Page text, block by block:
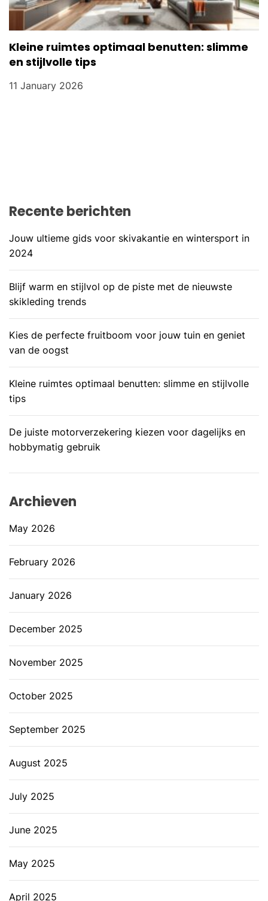
Kleine ruimtes optimaal benutten: slimme
en stijlvolle tips
11 January 2026
Recente berichten
Jouw ultieme gids voor skivakantie en wintersport in
2024
Blijf warm en stijlvol op de piste met de nieuwste
skikleding trends
Kies de perfecte fruitboom voor jouw tuin en geniet
van de oogst
Kleine ruimtes optimaal benutten: slimme en stijlvolle
tips
De juiste motorverzekering kiezen voor dagelijks en
hobbymatig gebruik
Archieven
May 2026
February 2026
January 2026
December 2025
November 2025
October 2025
September 2025
August 2025
July 2025
June 2025
May 2025
April 2025